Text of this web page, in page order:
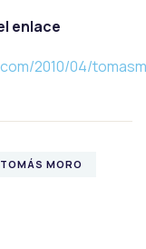
enlace
2010/04/
TOMÁS MORO